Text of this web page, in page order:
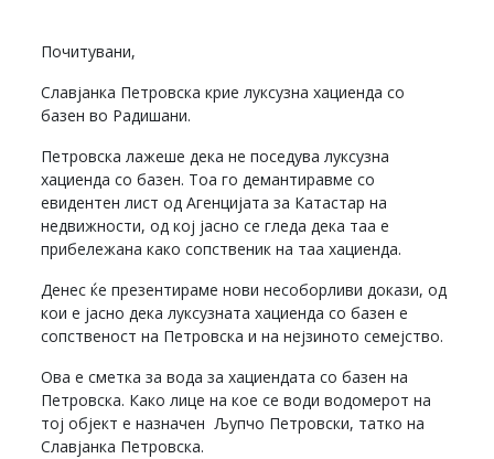
Почитувани,
Славјанка Петровска крие луксузна хациенда со
базен во Радишани.
Петровска лажеше дека не поседува луксузна
хациенда со базен. Тоа го демантиравме со
евидентен лист од Агенцијата за Катастар на
недвижности, од кој јасно се гледа дека таа е
прибележана како сопственик на таа хациенда.
Денес ќе презентираме нови несоборливи докази, од
кои е јасно дека луксузната хациенда со базен е
сопственост на Петровска и на нејзиното семејство.
Ова е сметка за вода за хациендата со базен на
Петровска. Како лице на кое се води водомерот на
тој објект е назначен Љупчо Петровски, татко на
Славјанка Петровска.